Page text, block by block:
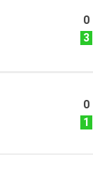
0
3
0
1